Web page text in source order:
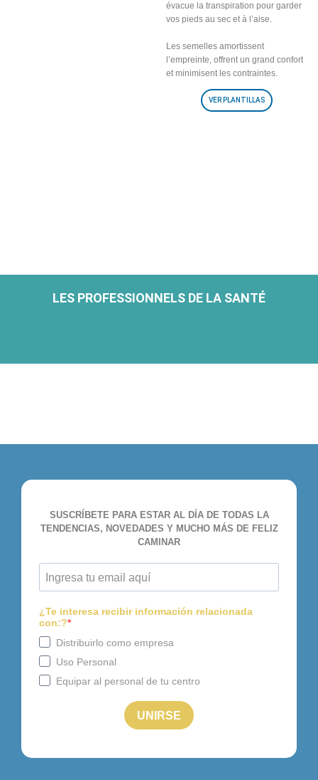
évacue la transpiration pour garder
vos pieds au sec et à l’aise.
Les semelles amortissent
l’empreinte, offrent un grand confort
et minimisent les contraintes.
VER PLANTILLAS
LES PROFESSIONNELS DE LA SANTÉ